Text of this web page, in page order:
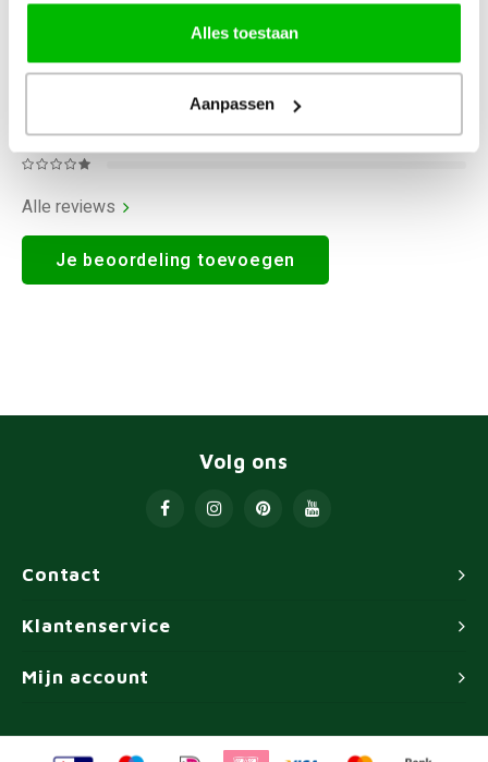
Alles toestaan
Aanpassen
Alle reviews
Je beoordeling toevoegen
Contact
Volg ons
Klantenservice
Mijn account